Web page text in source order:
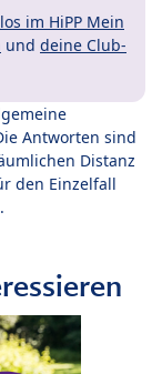
im HiPP Mein
und deine Club-
Antworten sind
Distanz
den Einzelfall